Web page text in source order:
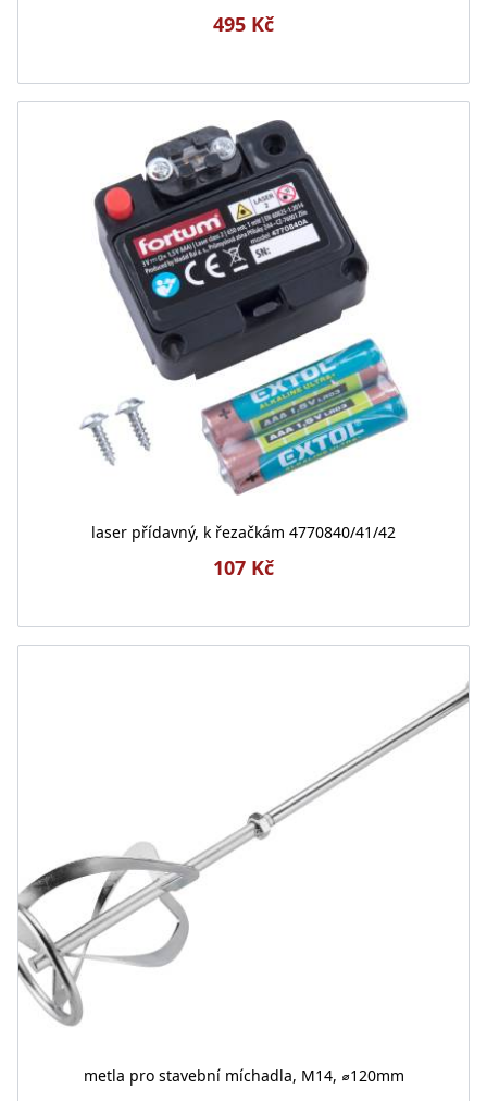
495 Kč
laser přídavný, k řezačkám 4770840/41/42
107 Kč
metla pro stavební míchadla, M14, ⌀120mm